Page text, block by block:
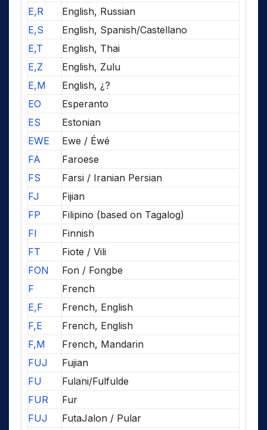
E,R
English, Russian
E,S
English, Spanish/Castellano
E,T
English, Thai
E,Z
English, Zulu
E,M
English, ¿?
EO
Esperanto
ES
Estonian
EWE
Ewe / Éwé
FA
Faroese
FS
Farsi / Iranian Persian
FJ
Fijian
FP
Filipino (based on Tagalog)
FI
Finnish
FT
Fiote / Vili
FON
Fon / Fongbe
F
French
E,F
French, English
F,E
French, English
F,M
French, Mandarin
FUJ
Fujian
FU
Fulani/Fulfulde
FUR
Fur
FUJ
FutaJalon / Pular